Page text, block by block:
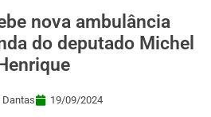
nova ambulância
do deputado Michel
Dantas 19/09/2024